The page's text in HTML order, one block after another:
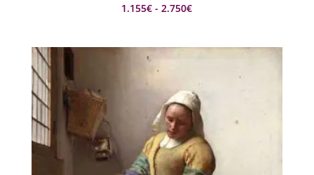
1.155€ - 2.750€Rango
precios:
hasta
2.750€